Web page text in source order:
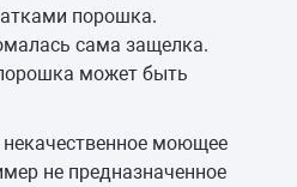
порошка.
сама защелка.
может быть
некачественное моющее
не предназначенное